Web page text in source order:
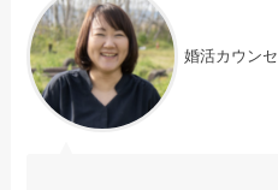
婚活カウン